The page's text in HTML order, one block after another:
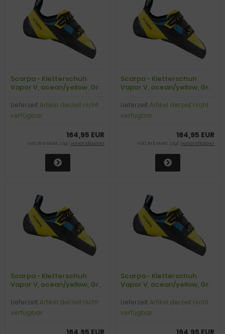
Scarpa - Kletterschuh
Vapor V, ocean/yellow, Gr.
Lieferzeit:Artikel derzeit nicht
verfügbar
164,95 EUR
inkl. 19 % MwSt. zzgl.Versandkosten
Scarpa - Kletterschuh
Vapor V, ocean/yellow, Gr.
Lieferzeit:Artikel derzeit nicht
verfügbar
164,95 EUR
inkl. 19 % MwSt. zzgl.Versandkosten
Scarpa - Kletterschuh
Vapor V, ocean/yellow, Gr.
Lieferzeit:Artikel derzeit nicht
verfügbar
164,95 EUR
Scarpa - Kletterschuh
Vapor V, ocean/yellow, Gr.
Lieferzeit:Artikel derzeit nicht
verfügbar
164,95 EUR